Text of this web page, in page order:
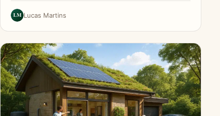
LM Lucas Martins